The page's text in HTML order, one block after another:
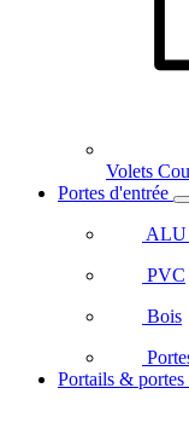
Volets
Portes d'entrée
ALU
PVC
Bois
Portails & portes